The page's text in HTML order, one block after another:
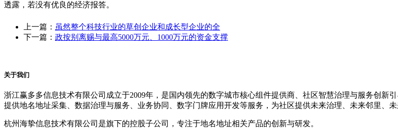
透露，若没有优良的经济报答。
上一篇： 虽然整个科技行业的草创企业和成长型企业的全
下一篇： 政按别离赐与最高5000万元、1000万元的资金支撑
关于我们
浙江赢多多信息技术有限公司成立于2009年，是国内领先的数字城市核心组件提供商、社区智慧治理与服务创新
提供地名地址采集、数据治理与服务、业务协同、数字门牌应用开发等服务，为社区提供未来治理、未来邻里、未
杭州海挚信息技术有限公司是旗下的控股子公司，专注于地名地址相关产品的创新与研发。